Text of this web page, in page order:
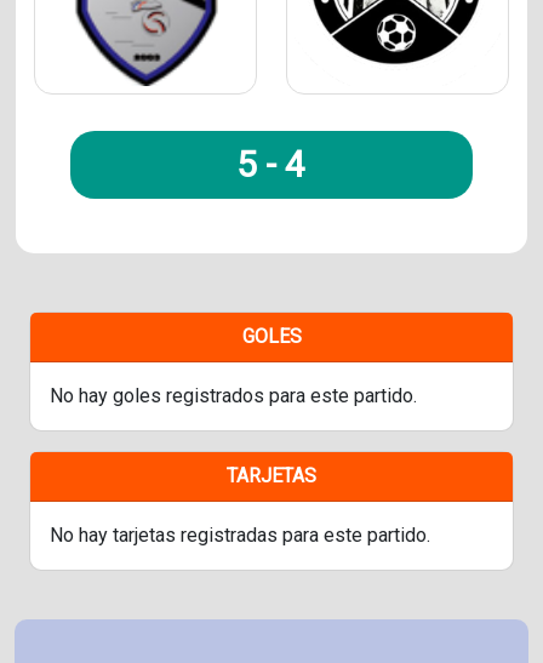
5 -4
GOLES
No hay goles registrados para este partido.
TARJETAS
No hay tarjetas registradas para este partido.